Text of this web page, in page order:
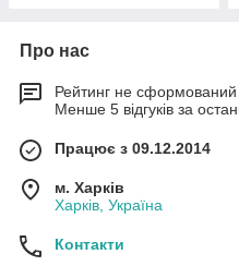
Про нас
Рейтинг не сформований
Менше 5 відгуків за
Працює з 09.12.2014
м. Харків
Харків, Україна
Контакти